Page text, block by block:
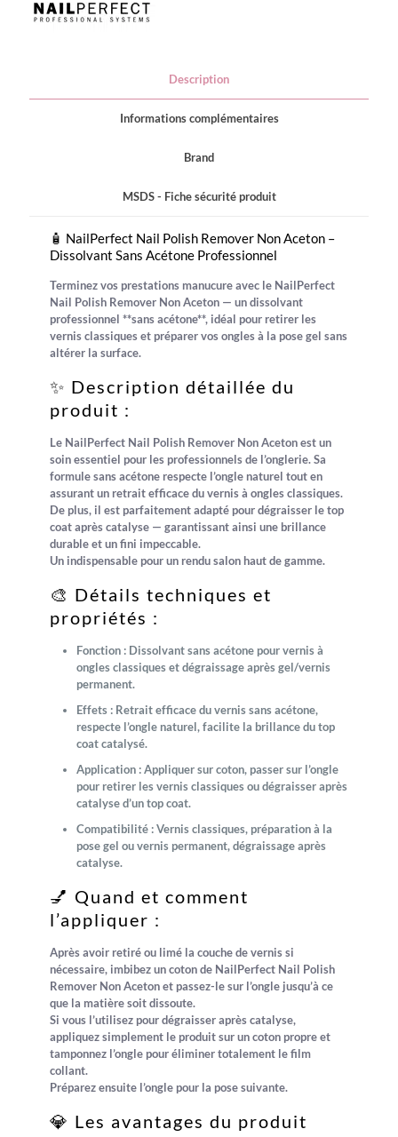
Dissolvant
Description
Informations complémentaires
Brand
MSDS - Fiche sécurité produit
🧴 NailPerfect Nail Polish Remover Non Aceton –
Dissolvant Sans Acétone Professionnel
Terminez vos prestations manucure avec le NailPerfect
Nail Polish Remover Non Aceton — un dissolvant
professionnel **sans acétone**, idéal pour retirer les
vernis classiques et préparer vos ongles à la pose gel sans
altérer la surface.
✨ Description détaillée du
produit :
Le NailPerfect Nail Polish Remover Non Acetonest un
soin essentiel pour les professionnels de l’onglerie. Sa
formule sans acétone respecte l’ongle naturel tout en
assurant un retrait efficace du vernis à ongles classiques.
De plus, il est parfaitement adapté pour dégraisser le top
coat après catalyse — garantissant ainsi une brillance
durable et un fini impeccable.
Un indispensable pour un rendu salon haut de gamme.
🎨 Détails techniques et
propriétés :
Fonction : Dissolvant sans acétone pour vernis à
ongles classiques et dégraissage après gel/vernis
permanent.
Effets : Retrait efficace du vernis sans acétone,
respecte l’ongle naturel, facilite la brillance du top
coat catalysé.
Application :Appliquer sur coton, passer sur l’ongle
pour retirer les vernis classiques ou dégraisser après
catalyse d’un top coat.
Compatibilité :Vernis classiques, préparation à la
pose gel ou vernis permanent, dégraissage après
catalyse.
💅 Quand et comment
l’appliquer :
Après avoir retiré ou limé la couche de vernis si
nécessaire, imbibez un coton de NailPerfect Nail Polish
Remover Non Acetonet passez-le sur l’ongle jusqu’à ce
que la matière soit dissoute.
Si vous l’utilisez pour dégraisser après catalyse,
appliquez simplement le produit sur un coton propre et
tamponnez l’ongle pour éliminer totalement le film
collant.
Préparez ensuite l’ongle pour la pose suivante.
💎 Les avantages du produit